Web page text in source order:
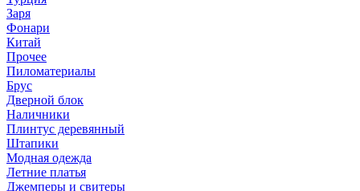
Заря
Фонари
Китай
Прочее
Пиломатериалы
Брус
Дверной блок
Наличники
Плинтус деревянный
Штапики
Модная одежда
Летние платья
Джемперы и свитеры